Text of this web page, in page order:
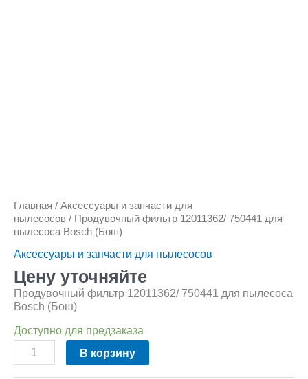
Главная / Аксессуары и запчасти для
пылесосов / Продувочный фильтр 12011362/ 750441 для
пылесоса Bosch (Бош)
Аксессуары и запчасти для пылесосов
Цену уточняйте
Продувочный фильтр 12011362/ 750441 для пылесоса
Bosch (Бош)
Доступно для предзаказа
В корзину